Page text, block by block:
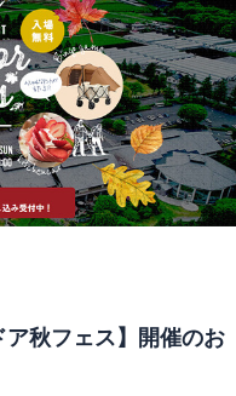
ア秋フェス】開催のお